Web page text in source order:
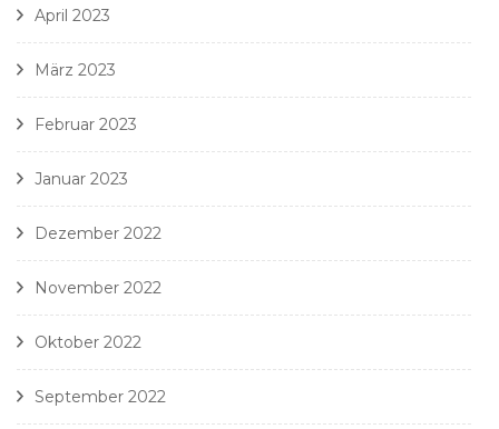
April 2023
März 2023
Februar 2023
Januar 2023
Dezember 2022
November 2022
Oktober 2022
September 2022